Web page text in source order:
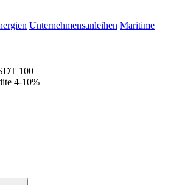
Unternehmensanleihen Maritime
100
4-10%